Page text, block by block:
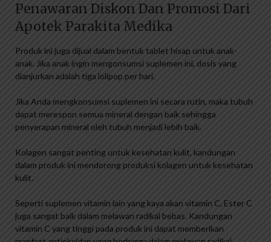
Penawaran Diskon Dan Promosi Dari
Apotek Parakita Medika
Produk ini juga dijual dalam bentuk tablet hisap untuk anak-
anak. Jika anak ingin mengonsumsi suplemen ini, dosis yang
dianjurkan adalah tiga lolipop per hari.
Jika Anda mengkonsumsi suplemen ini secara rutin, maka tubuh
dapat merespon semua mineral dengan baik sehingga
penyerapan mineral oleh tubuh menjadi lebih baik.
Kolagen sangat penting untuk kesehatan kulit, kandungan
dalam produk ini mendorong produksi kolagen untuk kesehatan
kulit.
Seperti suplemen vitamin lain yang kaya akan vitamin C, Ester C
juga sangat baik dalam melawan radikal bebas. Kandungan
vitamin C yang tinggi pada produk ini dapat memberikan